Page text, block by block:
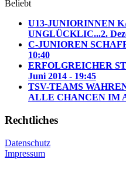
Beliebt
U13-JUNIORINNEN
UNGLÜCKLIC...2.
C-JUNIOREN
10:40
ERFOLGREICHER
Juni 2014 - 19:45
TSV-TEAMS
ALLE CHANCEN IM
Rechtliches
Datenschutz
Impressum